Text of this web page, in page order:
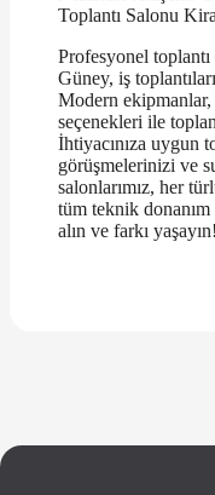
Toplantı Salonu
Profesyonel
Güney, iş
Modern ekipmanlar,
seçenekleri ile
İhtiyacınıza uygun
görüşmelerinizi ve
salonlarımız, her
tüm teknik
alın ve farkı yaşayın!